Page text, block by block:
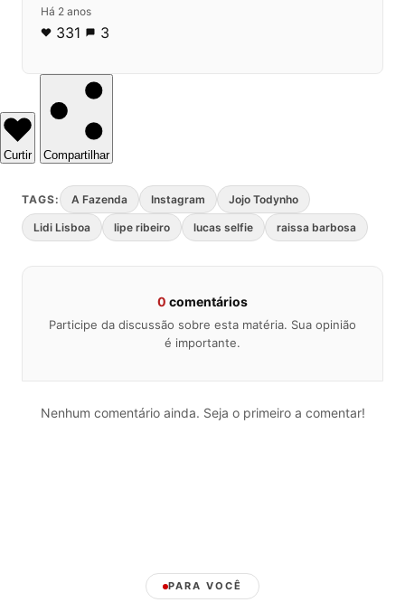
Há 2 anos
331 3
Curtir Compartilhar
TAGS: A Fazenda Instagram Jojo Todynho
Lidi Lisboa lipe ribeiro lucas selfie raissa barbosa
0 comentários
Participe da discussão sobre esta matéria. Sua opinião
é importante.
Nenhum comentário ainda. Seja o primeiro a comentar!
PARA VOCÊ